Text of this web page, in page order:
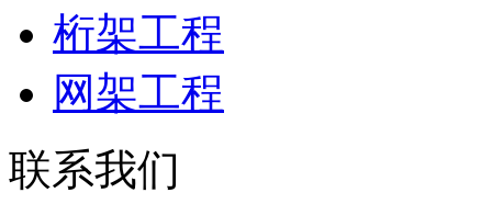
桁架工程
网架工程
联系我们